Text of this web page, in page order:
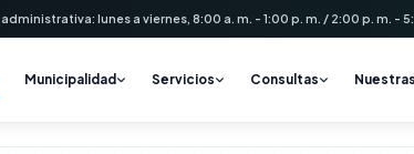
lunes a viernes, 8:00 a. m. - 1:00 p. m. / 2:00 p. m. -
Municipalidad Servicios Consultas